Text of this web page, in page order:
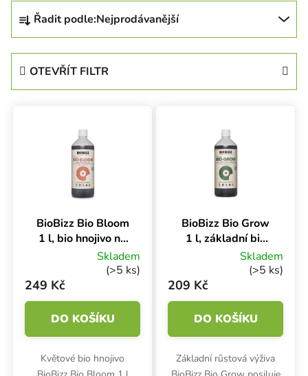
Řazení produktů
Řadit podle:Nejprodávanější
OTEVŘÍT FILTR
BioBizz Bio Bloom
1 l, bio hnojivo na
Skladem
(>5 ks)
249 Kč
DO KOŠÍKU
Květové bio hnojivo
BioBizz Bio Grow
1 l, základní bio
hnojivo na růstSkladem
(>5 ks)
209 Kč
DO KOŠÍKU
Základní růstová výživa